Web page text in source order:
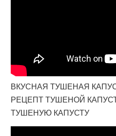
ВКУСНАЯ ТУШЕНАЯ
РЕЦЕПТ ТУШЕНОЙ
ТУШЕНУЮ КАПУСТУ